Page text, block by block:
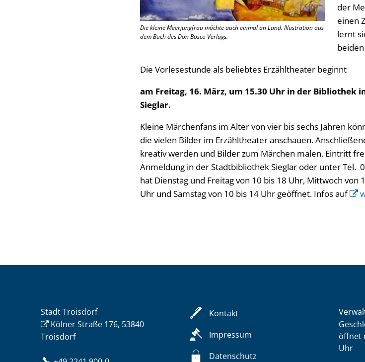
Die kleine Meerjungfrau möchte auch einmal an Land. Illustration aus
dem Buch des Don Bosco Verlags.
der
einen
lernt
Die Vorlesestunde als beliebtes Erzähltheater beginnt
am Freitag, 16. März, um 15.30 Uhr in der Bibliothek
Sieglar.
Kleine Märchenfans im Alter von vier bis sechs Jahren
die vielen Bilder im Erzähltheater anschauen.
kreativ werden und Bilder zum Märchen malen. Eintritt
Anmeldung in der Stadtbibliothek Sieglar oder unter Tel.
hat Dienstag und Freitag von 10 bis 18 Uhr, Mittwoch von
Uhr und Samstag von 10 bis 14 Uhr geöffnet. Infos auf
Stadt Troisdorf
Kölner Straße 176, 53840
Troisdorf
Kontakt
Impressum
Datenschutz
öffnet
Uhr